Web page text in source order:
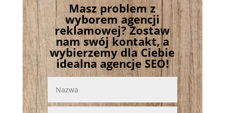
Masz problem z
wyborem agencji
reklamowej? Zostaw
nam swój kontakt, a
wybierzemy dla Ciebie
idealna agencje SEO!